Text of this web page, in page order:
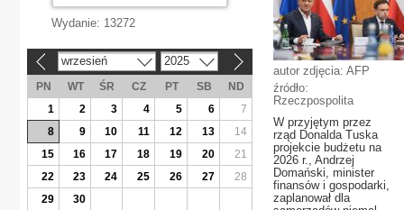
autor zdjęcia: AFP
źródło:
Rzeczpospolita
W przyjętym przez
rząd Donalda Tuska
projekcie budżetu na
2026 r., Andrzej
Domański, minister
finansów i gospodarki,
zaplanował dla
Wydanie: 13272
wrzesień 2025
PN WT ŚR CZ PT SB
ND
1
2 3 4 5 6
7
8
9 10 11 12 13
14
15
16 17 18 19 20
21
22
23 24 25 26 27
28
29
30